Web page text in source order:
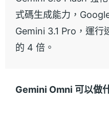
式碼生成能力，
Gemini 3.1 Pro，運行
的 4 倍。
Gemini Omni 可以做